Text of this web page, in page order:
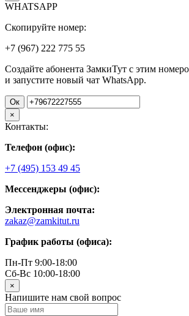
WHATSAPP
Скопируйте номер:
+7 (967) 222 775 55
Создайте абонента ЗамкиТут с этим
и запустите новый чат WhatsApp.
Ок
×
Контакты:
Телефон (офис):
+7 (495) 153 49 45
Мессенджеры (офис):
Электронная почта:
zakaz@zamkitut.ru
График работы (офиса):
Пн-Пт 9:00-18:00
Сб-Вс 10:00-18:00
×
Напишите нам свой вопрос